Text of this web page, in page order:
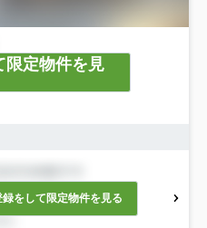
限定物件を見
録をして限定物件を見る